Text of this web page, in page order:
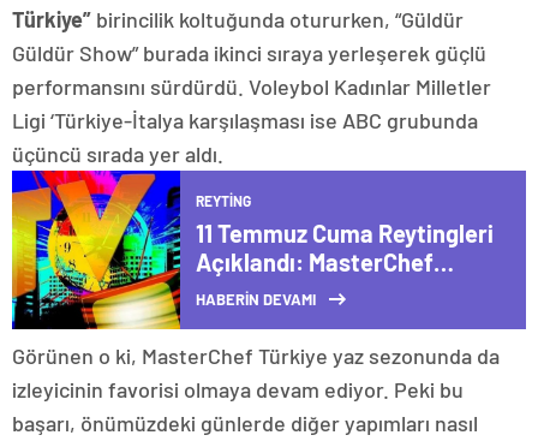
Türkiye” birincilik koltuğunda otururken, “Güldür
Güldür Show” burada ikinci sıraya yerleşerek güçlü
performansını sürdürdü. Voleybol Kadınlar Milletler
Ligi ‘Türkiye-İtalya karşılaşması ise ABC grubunda
üçüncü sırada yer aldı.
REYTING
11 Temmuz Cuma Reytingleri
Açıklandı: MasterChef
Türkiye Zirveyi Kimseye
HABERİN DEVAMI
Görünen o ki, MasterChef Türkiye yaz sezonunda da
izleyicinin favorisi olmaya devam ediyor. Peki bu
başarı, önümüzdeki günlerde diğer yapımları nasıl